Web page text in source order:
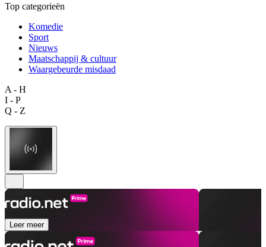
Top categorieën
Komedie
Sport
Nieuws
Maatschappij & cultuur
Waargebeurde misdaad
A - H
I - P
Q - Z
Leer meer